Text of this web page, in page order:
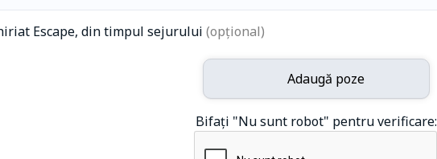
Escape, din timpul sejurului (opțional)
Adaugă poze
Bifați "Nu sunt robot" pentru verificare: